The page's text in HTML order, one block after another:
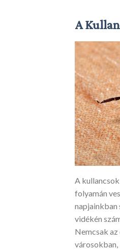
A
A kullancsok
folyamán
napjainkban
vidékén
Nemcsak